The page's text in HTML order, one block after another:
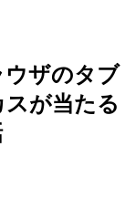
ウザのタブ
が当たる